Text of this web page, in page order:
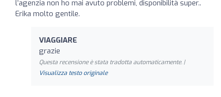
l’agenzia non ho mai avuto problemi, disponibilità super..
Erika molto gentile.
VIAGGIARE
grazie
Questa recensione è stata tradotta automaticamente. |
Visualizza testo originale